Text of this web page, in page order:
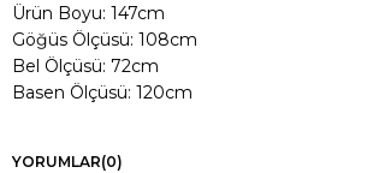
Ürün Boyu: 147cm
Göğüs Ölçüsü: 108cm
Bel Ölçüsü: 72cm
Basen Ölçüsü: 120cm
YORUMLAR(0)